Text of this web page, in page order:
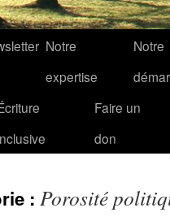
Notre
expertise
Notre
Faire un
don
: Porosité